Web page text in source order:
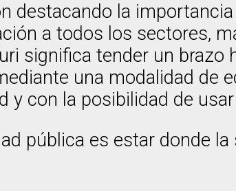
destacando la
a todos los sectores,
significa tender un
una modalidad de
y con la posibilidad de
pública es estar donde